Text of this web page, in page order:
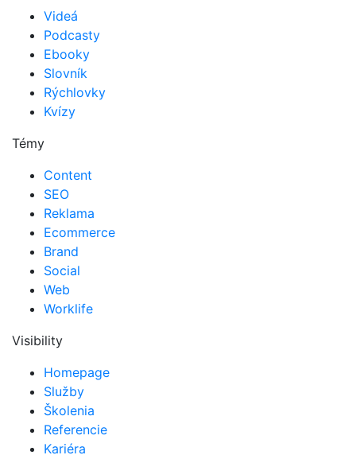
Videá
Podcasty
Ebooky
Slovník
Rýchlovky
Kvízy
Témy
Content
SEO
Reklama
Ecommerce
Brand
Social
Web
Worklife
Visibility
Homepage
Služby
Školenia
Referencie
Kariéra